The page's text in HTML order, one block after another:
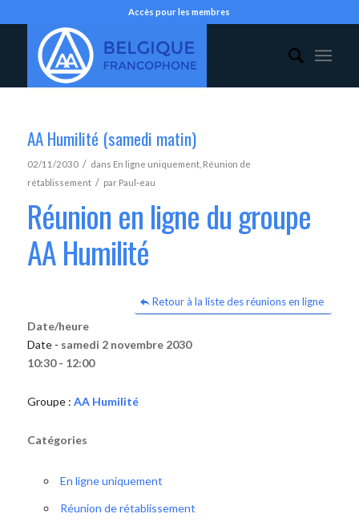
Accès pour les membres
AA Humilité (samedi matin)
02/11/2030 / dans En ligne uniquement, Réunion de
rétablissement / par Paul-eau
Réunion en ligne du groupe
AA Humilité
Retour à la liste des réunions en ligne
Date/heure
Date - samedi 2 novembre 2030
10:30 - 12:00
Groupe : AA Humilité
Catégories
En ligne uniquement
Réunion de rétablissement